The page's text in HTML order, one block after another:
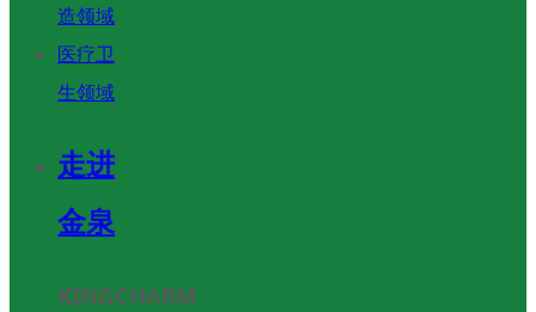
造领域
医疗卫
生领域
走进
金泉
KINGCHARM